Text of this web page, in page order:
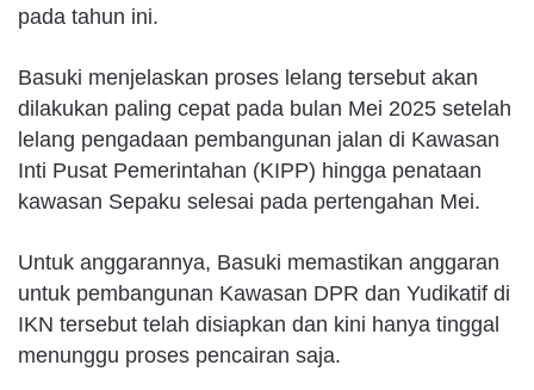
pada tahun ini.
Basuki menjelaskan proses lelang tersebut akan
dilakukan paling cepat pada bulan Mei 2025 setelah
lelang pengadaan pembangunan jalan di Kawasan
Inti Pusat Pemerintahan (KIPP) hingga penataan
kawasan Sepaku selesai pada pertengahan Mei.
Untuk anggarannya, Basuki memastikan anggaran
untuk pembangunan Kawasan DPR dan Yudikatif di
IKN tersebut telah disiapkan dan kini hanya tinggal
menunggu proses pencairan saja.